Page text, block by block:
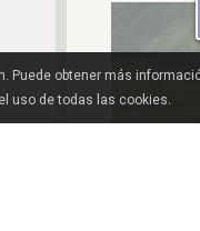
Puede obtener más
uso de todas las cookies.